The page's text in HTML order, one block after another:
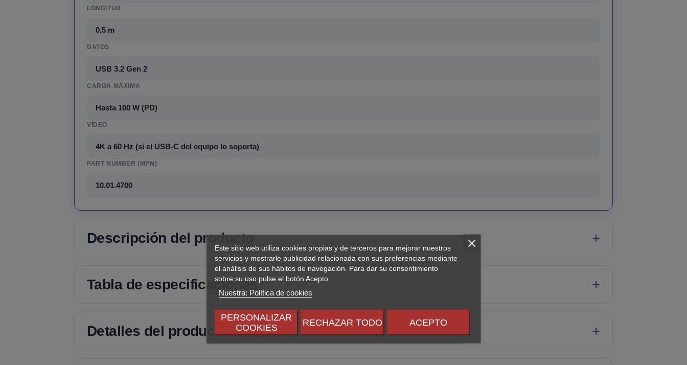
Este sitio web utiliza cookies propias y de terceros para mejorar nuestros
servicios y mostrarle publicidad relacionada con sus preferencias mediante
el análisis de sus hábitos de navegación. Para dar su consentimiento
sobre su uso pulse el botón Acepto.
Nuestra: Política de cookies
PERSONALIZAR
COOKIES
RECHAZAR TODO ACEPTO
LONGITUD
0,5 m
DATOS
USB 3.2 Gen 2
CARGA MÁXIMA
Hasta 100 W (PD)
VÍDEO
4K a 60 Hz (si el USB-C del equipo lo soporta)
PART NUMBER (MPN)
10.01.4700
Descripción del producto
Tabla de especificaciones
Detalles del producto